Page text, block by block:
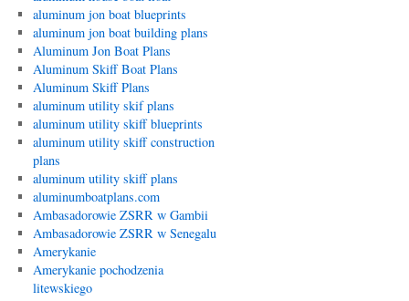
aluminum jon boat blueprints
aluminum jon boat building plans
Aluminum Jon Boat Plans
Aluminum Skiff Boat Plans
Aluminum Skiff Plans
aluminum utility skif plans
aluminum utility skiff blueprints
aluminum utility skiff construction
plans
aluminum utility skiff plans
aluminumboatplans.com
Ambasadorowie ZSRR w Gambii
Ambasadorowie ZSRR w Senegalu
Amerykanie
Amerykanie pochodzenia
litewskiego